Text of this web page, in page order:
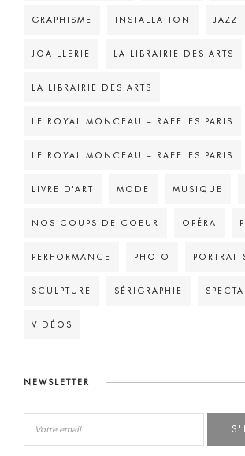
GRAPHISME INSTALLATION JAZZ
JOAILLERIE LA LIBRAIRIE DES ARTS
LA LIBRAIRIE DES ARTS
LE ROYAL MONCEAU – RAFFLES PARIS
LE ROYAL MONCEAU – RAFFLES PARIS
LIVRE D'ART MODE MUSIQUE
NOS COUPS DE COEUR OPÉRA
PERFORMANCE PHOTO
SCULPTURE SÉRIGRAPHIE
VIDÉOS
NEWSLETTER